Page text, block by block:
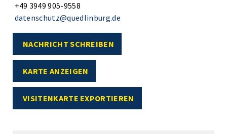
+49 3949 905-9558
datenschutz@quedlinburg.de
NACHRICHT SCHREIBEN
KARTE ANZEIGEN
VISITENKARTE EXPORTIEREN